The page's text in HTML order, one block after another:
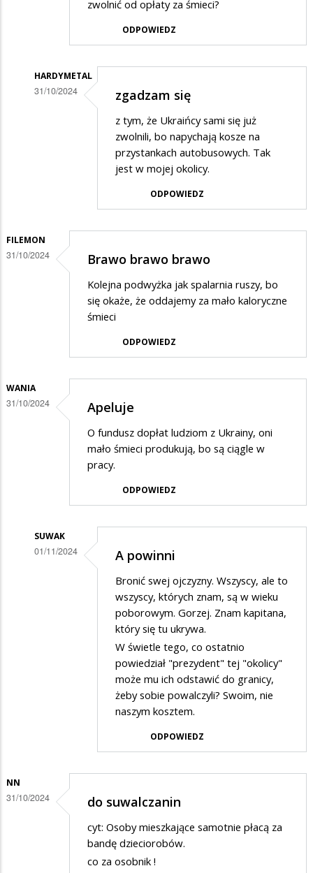
zwolnić od opłaty za śmieci?
ODPOWIEDZ
HARDYMETAL
31/10/2024
Segregować
nie
segregować
zgadzam się
z tym, że Ukraińcy sami się już
zwolnili, bo napychają kosze na
przystankach autobusowych. Tak
jest w mojej okolicy.
ODPOWIEDZ
FILEMON
31/10/2024 Brawo brawo brawo
Kolejna podwyżka jak spalarnia ruszy, bo
się okaże, że oddajemy za mało kaloryczne
śmieci
ODPOWIEDZ
WANIA
31/10/2024 Apeluje
O fundusz dopłat ludziom z Ukrainy, oni
mało śmieci produkują, bo są ciągle w
pracy.
ODPOWIEDZ
SUWAK
01/11/2024 A powinni
Bronić swej ojczyzny. Wszyscy, ale to
wszyscy, których znam, są w wieku
poborowym. Gorzej. Znam kapitana,
który się tu ukrywa.
W świetle tego, co ostatnio
powiedział "prezydent" tej "okolicy"
może mu ich odstawić do granicy,
żeby sobie powalczyli? Swoim, nie
naszym kosztem.
ODPOWIEDZ
NN
31/10/2024 do suwalczanin
cyt: Osoby mieszkające samotnie płacą za
bandę dzieciorobów.
co za osobnik !